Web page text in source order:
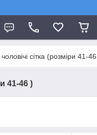
чоловічі сітка (розміри 41-
41-46 )